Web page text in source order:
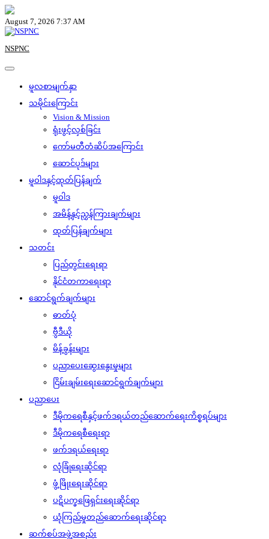
Skip
to
content
August 7, 2026 7:37 AM
NSPNC
မူလစာမျက်နှာ
သမိုင်းကြောင်း
Vision & Mission
ရုံးဖွင့်လှစ်ခြင်း
ကော်မတီတံဆိပ်အကြောင်း
ဆောင်ပုဒ်များ
မူဝါဒနှင့်ထုတ်ပြန်ချက်
မူဝါဒ
အမိန့်နှင့်ညွှန်ကြားချက်များ
ထုတ်ပြန်ချက်များ
သတင်း
ပြည်တွင်းရေးရာ
နိုင်ငံတကာရေးရာ
ဆောင်ရွက်ချက်များ
ဓာတ်ပုံ
ဗွီဒီယို
မိန့်ခွန်းများ
ပညာပေးဆွေးနွေးမှုများ
ငြိမ်းချမ်းရေးဆောင်ရွက်ချက်များ
ပညာပေး
ဒီမိုကရေစီနှင့်ဖက်ဒရယ်တည်ဆောက်‌ရေးကိစ္စရပ်များ
ဒီမိုကရေစီရေးရာ
ဖက်ဒရယ်ရေးရာ
လုံခြုံရေးဆိုင်ရာ
ဖွံ့ဖြိုးရေးဆိုင်ရာ
ပဋိပက္ခဖြေရှင်းရေးဆိုင်ရာ
ယုံကြည်မှုတည်ဆောက်ရေးဆိုင်ရာ
ဆက်စပ်အဖွဲ့အစည်း